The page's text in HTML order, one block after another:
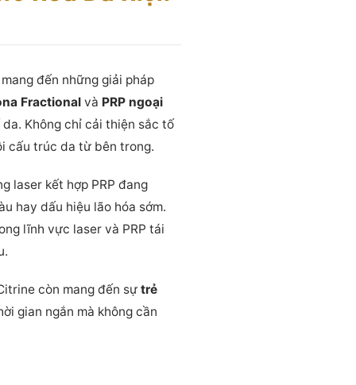
đến những giải pháp
Fractional và PRP ngoại
Không chỉ cải thiện sắc tố
cấu trúc da từ bên trong.
laser kết hợp PRP đang
hay dấu hiệu lão hóa sớm.
lĩnh vực laser và PRP tái
còn mang đến sựtrẻ
gian ngắn mà không cần